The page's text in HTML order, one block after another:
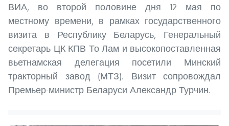
ВИА, во второй половине дня 12 мая по
местному времени, в рамках государственного
визита в Республику Беларусь, Генеральный
секретарь ЦК КПВ То Лам и высокопоставленная
вьетнамская делегация посетили Минский
тракторный завод (МТЗ). Визит сопровождал
Премьер-министр Беларуси Александр Турчин.